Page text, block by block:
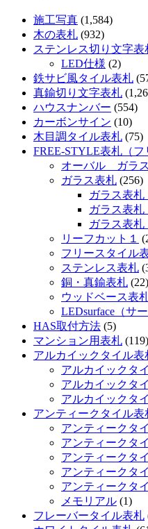
施工写真 (1,584)
木の表札 (932)
ステンレス切り文字表
LED仕様 (2)
鉄サビ風タイル表札
真鍮切り文字表札
ハウスナンバー (554)
カーボンサイン (10)
木目調タイル表札 (75)
FREE-STYLE表札（フ
オーバル ガラス
ガラス表札 (256)
ガラス表札
ガラス表札
ガラス表
リーフカット１
フリースタイル
ステンレス表札
銅・真鍮表札 (22)
ウッドベース表
LEDsurface（サ
HAS取付方法 (5)
マンション用表札 (119)
アルカイックタイル表
アルカイックタ
アルカイックタ
アルカイックタ
アンティークタイル表
アンティークタ
アンティークタ
アンティークタ
アンティークタ
アンティークタ
メモリアル (1)
フレーバータイル表札